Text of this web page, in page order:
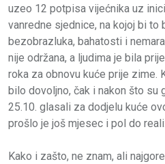
uzeo 12 potpisa vijećnika uz
vanredne sjednice, na kojoj bi to
bezobrazluka, bahatosti i
nije održana, a ljudima je bila
roka za obnovu kuće prije zime.
bilo dovoljno, čak i nakon što su
25.10. glasali za dodjelu kuće
prošlo je još mjesec i pol do
Kako i zašto, ne znam, ali